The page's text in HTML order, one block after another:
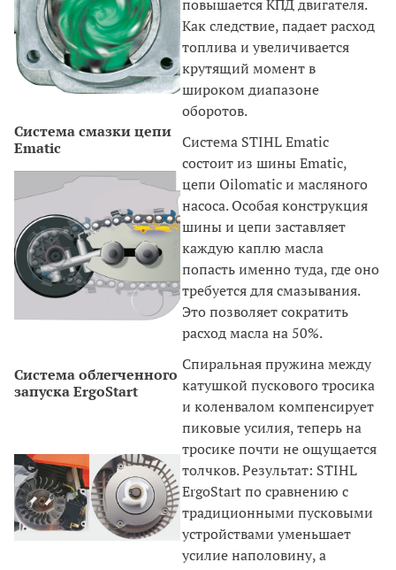
повышается КПД двигателя.
Как следствие, падает расход
топлива и увеличивается
крутящий момент в
широком диапазоне
оборотов.
Система смазки цепи
Ematic
Система STIHL Ematic
состоит из шины Ematic,
цепи Oilomatic и масляного
насоса. Особая конструкция
шины и цепи заставляет
каждую каплю масла
попасть именно туда, где оно
требуется для смазывания.
Это позволяет сократить
расход масла на 50%.
Система облегченного
запуска ErgoStart
Спиральная пружина между
катушкой пускового тросика
и коленвалом компенсирует
пиковые усилия, теперь на
тросике почти не ощущается
толчков. Результат: STIHL
ErgoStart по сравнению с
традиционными пусковыми
устройствами уменьшает
усилие наполовину, а